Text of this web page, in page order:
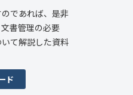
であれば、是非
書管理の必要
て解説した資料
ド